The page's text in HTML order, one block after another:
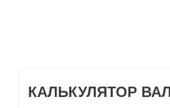
КАЛЬКУЛЯТОР